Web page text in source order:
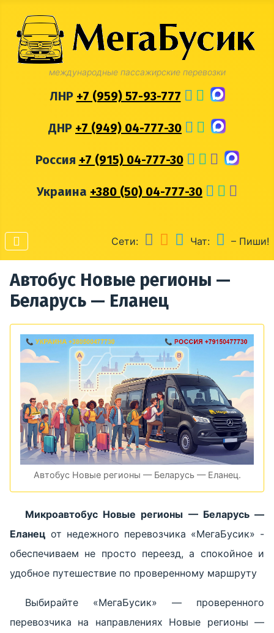
международные пассажирские перевозки
ЛНР +7 (959) 57-93-777
ДНР +7 (949) 04-777-30
Россия +7 (915) 04-777-30
Украина +380 (50) 04-777-30
Сети: Чат: – Пиши!
Автобус Новые регионы —
Беларусь — Еланец
Автобус Новые регионы — Беларусь — Еланец.
Микроавтобус Новые регионы — Беларусь —
Еланец от недежного перевозчика «МегаБусик» -
обеспечиваем не просто переезд, а спокойное и
удобное путешествие по проверенному маршруту
Выбирайте «МегаБусик» — проверенного
перевозчика на направлениях Новые регионы —